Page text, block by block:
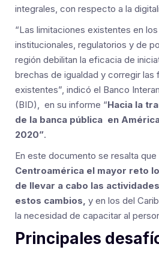
integrales, con respecto a la
“Las limitaciones existentes en
institucionales, regulatorios y de
región debilitan la eficacia de
brechas de igualdad y corregir las
existentes”, indicó el Banco
(BID), en su informe “Hacia la
de la banca pública en
2020”.
En este documento se resalta
Centroamérica el mayor reto
de llevar a cabo las
estos cambios, y en los del
la necesidad de capacitar al
Principales